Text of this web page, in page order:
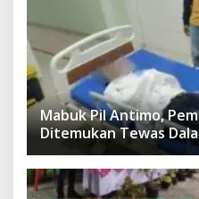
Mabuk Pil Antimo,
Ditemukan Tewas